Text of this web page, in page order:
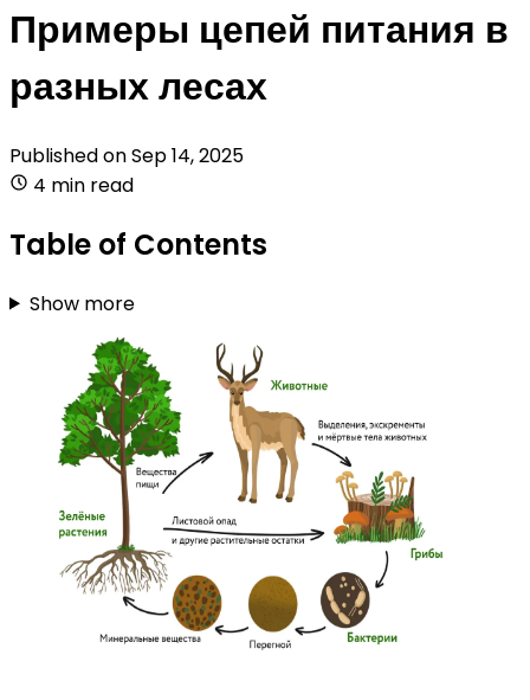
Примеры цепей питания в
разных лесах
Published onSep 14, 2025
4 min read
Table of Contents
Show more